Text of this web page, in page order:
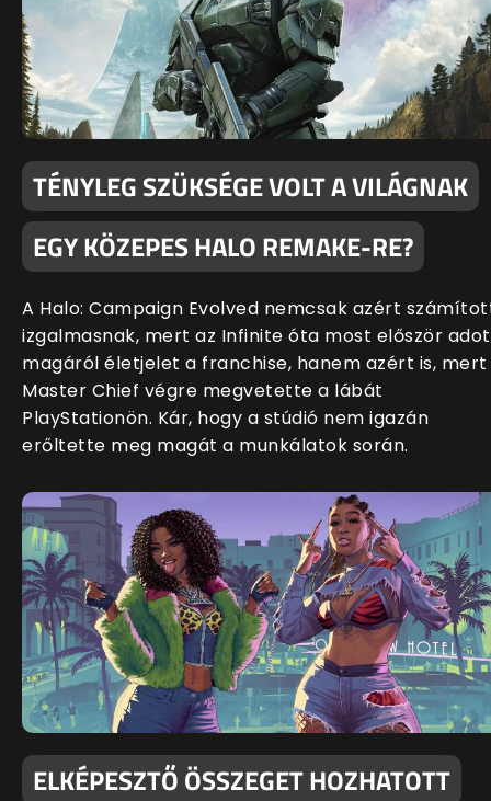
TÉNYLEG SZÜKSÉGE VOLT A VILÁGNAK
EGY KÖZEPES HALO REMAKE-RE?
A Halo: Campaign Evolved nemcsak azért
izgalmasnak, mert az Infinite óta most először
magáról életjelet a franchise, hanem azért is, mert
Master Chief végre megvetette a lábát
PlayStationön. Kár, hogy a stúdió nem igazán
erőltette meg magát a munkálatok során.
ELKÉPESZTŐ ÖSSZEGET HOZHATOTT